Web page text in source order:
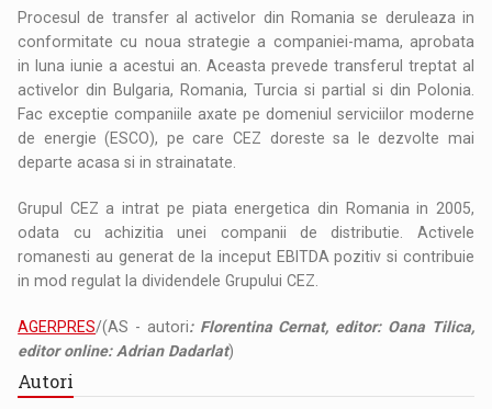
Procesul de transfer al activelor din Romania se deruleaza in
conformitate cu noua strategie a companiei-mama, aprobata
in luna iunie a acestui an. Aceasta prevede transferul treptat al
activelor din Bulgaria, Romania, Turcia si partial si din Polonia.
Fac exceptie companiile axate pe domeniul serviciilor moderne
de energie (ESCO), pe care CEZ doreste sa le dezvolte mai
departe acasa si in strainatate.
Grupul CEZ a intrat pe piata energetica din Romania in 2005,
odata cu achizitia unei companii de distributie. Activele
romanesti au generat de la inceput EBITDA pozitiv si contribuie
in mod regulat la dividendele Grupului CEZ.
AGERPRES/(AS - autori: Florentina Cernat, editor: Oana Tilica,
editor online: Adrian Dadarlat)
Autori